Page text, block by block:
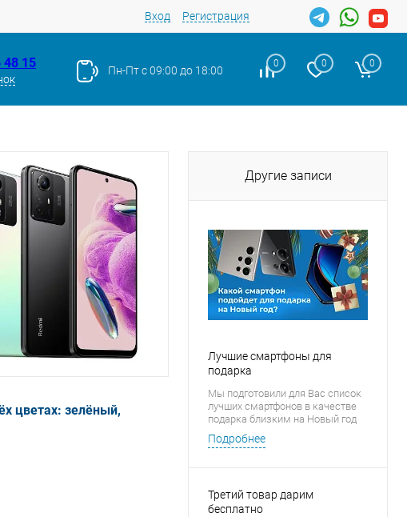
Вход Регистрация
48 15 Пн-Пт с 09:00 до 18:00
0 0 0
цветах: зелёный,
Другие записи
Лучшие смартфоны для
подарка
Мы подготовили для Вас список
лучших смартфонов в качестве
подарка близким на Новый год
Подробнее
Третий товар дарим
бесплатно